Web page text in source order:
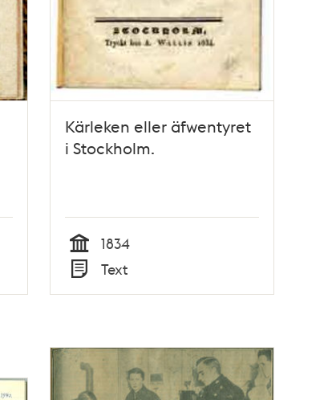
Kärleken eller äfwentyret
i Stockholm.
Tid
1834
Typ
Text